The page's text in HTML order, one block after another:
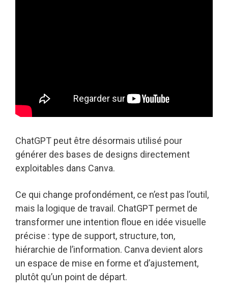
ChatGPT peut être désormais utilisé pour
générer des bases de designs directement
exploitables dans Canva.
Ce qui change profondément, ce n’est pas l’outil,
mais la logique de travail. ChatGPT permet de
transformer une intention floue en idée visuelle
précise : type de support, structure, ton,
hiérarchie de l’information. Canva devient alors
un espace de mise en forme et d’ajustement,
plutôt qu’un point de départ.